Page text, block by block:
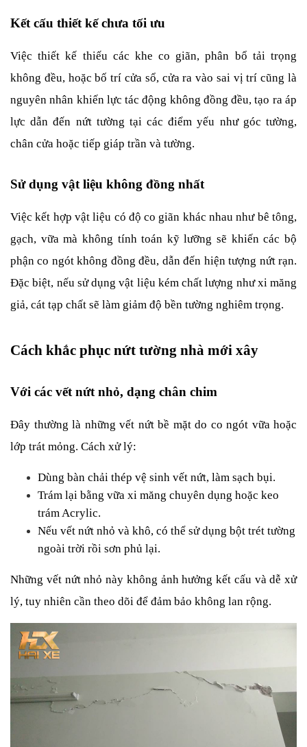
Kết cấu thiết kế chưa tối ưu
Việc thiết kế thiếu các khe co giãn, phân bổ tải trọng
không đều, hoặc bố trí cửa sổ, cửa ra vào sai vị trí cũng là
nguyên nhân khiến lực tác động không đồng đều, tạo ra áp
lực dẫn đến nứt tường tại các điểm yếu như góc tường,
chân cửa hoặc tiếp giáp trần và tường.
Sử dụng vật liệu không đồng nhất
Việc kết hợp vật liệu có độ co giãn khác nhau như bê tông,
gạch, vữa mà không tính toán kỹ lưỡng sẽ khiến các bộ
phận co ngót không đồng đều, dẫn đến hiện tượng nứt rạn.
Đặc biệt, nếu sử dụng vật liệu kém chất lượng như xi măng
giả, cát tạp chất sẽ làm giảm độ bền tường nghiêm trọng.
Cách khắc phục nứt tường nhà mới xây
Với các vết nứt nhỏ, dạng chân chim
Đây thường là những vết nứt bề mặt do co ngót vữa hoặc
lớp trát mỏng. Cách xử lý:
Dùng bàn chải thép vệ sinh vết nứt, làm sạch bụi.
Trám lại bằng vữa xi măng chuyên dụng hoặc keo
trám Acrylic.
Nếu vết nứt nhỏ và khô, có thể sử dụng bột trét tường
ngoài trời rồi sơn phủ lại.
Những vết nứt nhỏ này không ảnh hưởng kết cấu và dễ xử
lý, tuy nhiên cần theo dõi để đảm bảo không lan rộng.